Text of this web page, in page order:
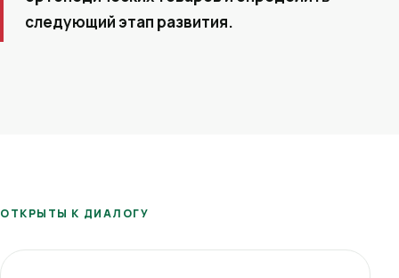
следующий этап развития.
ОТКРЫТЫ К ДИАЛОГУ